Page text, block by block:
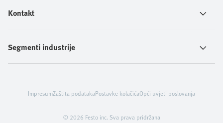
Kontakt
Segmenti industrije
© 2026 Festo inc. Sva prava pridržana
ImpresumZaštita podatakaPostavke kolačićaOpći uvjeti poslovanja